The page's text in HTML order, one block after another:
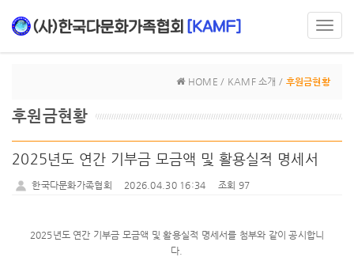
HOME / KAMF 소개 / 후원금현황
후원금현황
2025년도 연간 기부금 모금액 및 활용실적 명세서
한국다문화가족협회 2026.04.30 16:34 조회 97
2025년도 연간 기부금 모금액 및 활용실적 명세서를 첨부와 같이 공시합니
다.